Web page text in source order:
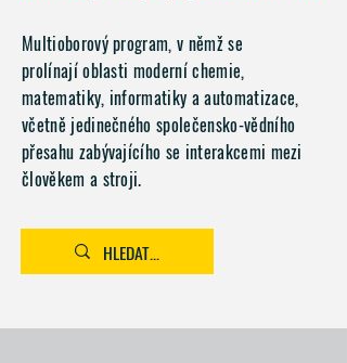
Multioborový program, v němž se
prolínají oblasti moderní chemie,
matematiky, informatiky a automatizace,
včetně jedinečného společensko-vědního
přesahu zabývajícího se interakcemi mezi
člověkem a stroji.